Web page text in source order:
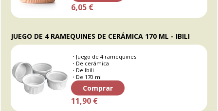
6,05 €
JUEGO DE 4 RAMEQUINES DE CERÁMICA 170 ML - IBILI
Juego de 4 ramequines
De cerámica
De Ibili
De 170 ml
Comprar
11,90 €